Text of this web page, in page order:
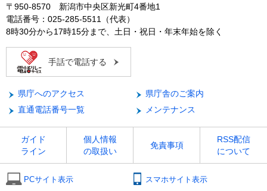
〒950-8570 新潟市中央区新光町4番地1
電話番号：025-285-5511（代表）
8時30分から17時15分まで、土日・祝日・年末年始を除く
手話で電話する
県庁へのアクセス
県庁舎のご案内
直通電話番号一覧
メンテナンス
ガイド
ライン
個人情報
の取扱い
免責事項
RSS配信
について
PCサイト表示 スマホサイト表示